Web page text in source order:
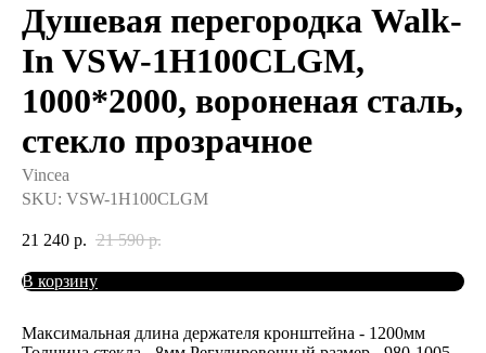
Душевая перегородка Walk-
In VSW-1H100CLGM,
1000*2000, вороненая сталь,
стекло прозрачное
Vincea
SKU: VSW-1H100CLGM
21 240 р. 21 590 р.
В корзину
Максимальная длина держателя кронштейна - 1200мм